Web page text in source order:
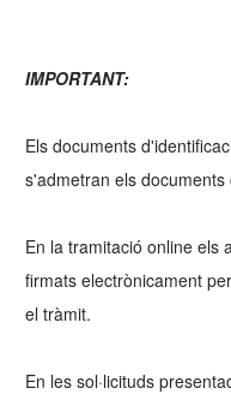
IMPORTANT:
Els documents
s'admetran els documents
En la tramitació online els
firmats electrònicament
el tràmit.
En les sol·licituds